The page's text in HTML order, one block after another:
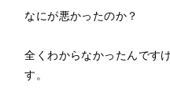
なにが悪かったのか？
全くわからなかったんです
す。